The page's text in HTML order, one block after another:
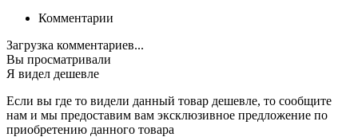
Комментарии
Загрузка комментариев...
Вы просматривали
Я видел дешевле
Если вы где то видели данный товар дешевле, то сообщите
нам и мы предоставим вам эксклюзивное предложение по
приобретению данного товара